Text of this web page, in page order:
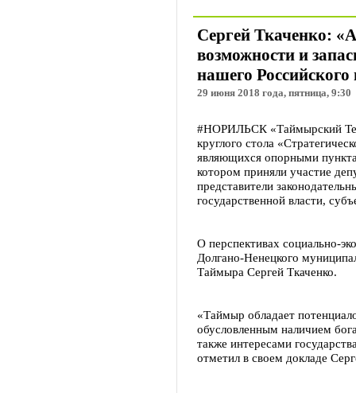
Сергей Ткаченко:
возможности и
нашего Российского
29 июня 2018 года, пятница, 9:30
#НОРИЛЬСК «Таймырский
круглого стола
являющихся опорными
котором приняли участие
представители
государственной власти,
О перспективах социально-
Долгано-Ненецкого
Таймыра Сергей Ткаченко.
«Таймыр обладает
обусловленным наличием
также интересами
отметил в своем докладе